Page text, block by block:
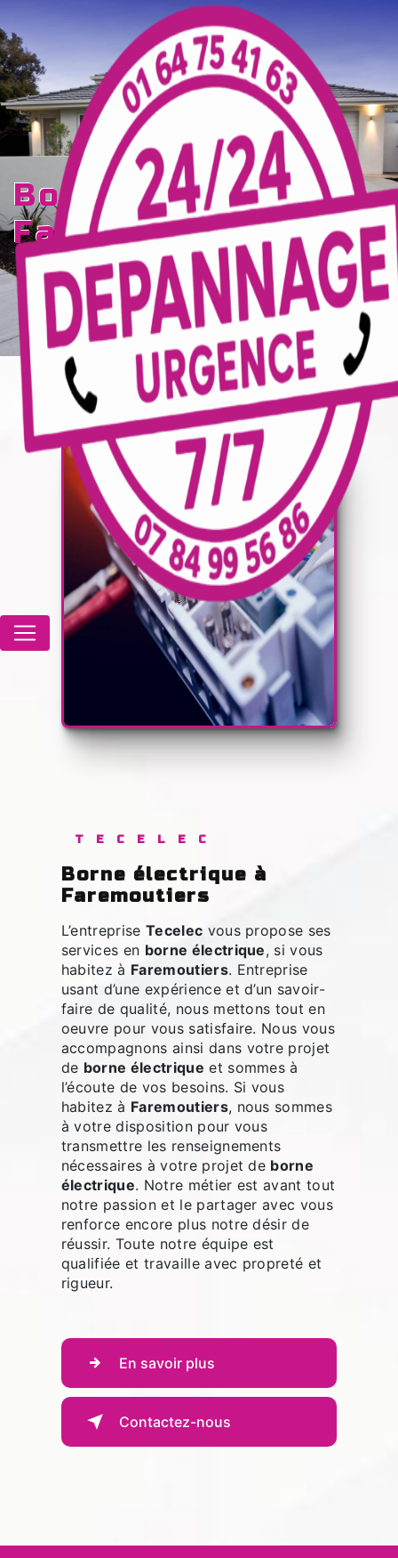
borne électrique
Faremoutiers
TECELEC
TECELEC
borne électrique à
Faremoutiers
L’entreprise Tecelec vous propose ses
services en borne électrique, si vous
habitez à Faremoutiers. Entreprise
usant d’une expérience et d’un savoir-
faire de qualité, nous mettons tout en
oeuvre pour vous satisfaire. Nous vous
accompagnons ainsi dans votre projet
de borne électrique et sommes à
l’écoute de vos besoins. Si vous
habitez à Faremoutiers, nous sommes
à votre disposition pour vous
transmettre les renseignements
nécessaires à votre projet de borne
électrique. Notre métier est avant tout
notre passion et le partager avec vous
renforce encore plus notre désir de
réussir. Toute notre équipe est
qualifiée et travaille avec propreté et
rigueur.
En savoir plus
Contactez-nous
Panneau de gestion des cookies